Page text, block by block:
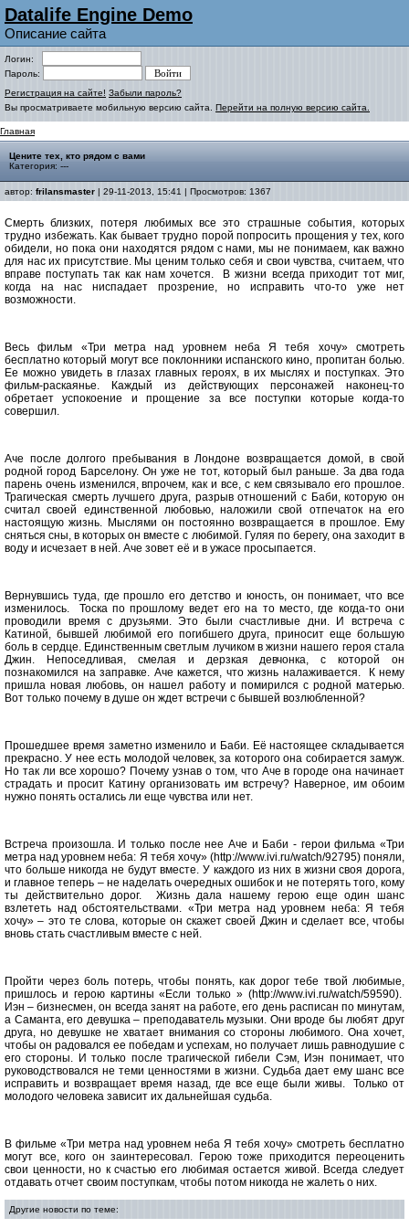
Datalife Engine Demo
Описание сайта
Логин:
Пароль:
Регистрация на сайте! Забыли пароль?
Вы просматриваете мобильную версию сайта. Перейти на полную версию сайта.
Главная
Цените тех, кто рядом с вами
Категория: ---
автор: frilansmaster | 29-11-2013, 15:41 | Просмотров: 1367
Смерть близких, потеря любимых все это страшные события, которых
трудно избежать. Как бывает трудно порой попросить прощения у тех, кого
обидели, но пока они находятся рядом с нами, мы не понимаем, как важно
для нас их присутствие. Мы ценим только себя и свои чувства, считаем, что
вправе поступать так как нам хочется. В жизни всегда приходит тот миг,
когда на нас ниспадает прозрение, но исправить что-то уже нет
возможности.
Весь фильм «Три метра над уровнем неба Я тебя хочу» смотреть
бесплатно который могут все поклонники испанского кино, пропитан болью.
Ее можно увидеть в глазах главных героях, в их мыслях и поступках. Это
фильм-раскаянье. Каждый из действующих персонажей наконец-то
обретает успокоение и прощение за все поступки которые когда-то
совершил.
Аче после долгого пребывания в Лондоне возвращается домой, в свой
родной город Барселону. Он уже не тот, который был раньше. За два года
парень очень изменился, впрочем, как и все, с кем связывало его прошлое.
Трагическая смерть лучшего друга, разрыв отношений с Баби, которую он
считал своей единственной любовью, наложили свой отпечаток на его
настоящую жизнь. Мыслями он постоянно возвращается в прошлое. Ему
сняться сны, в которых он вместе с любимой. Гуляя по берегу, она заходит в
воду и исчезает в ней. Аче зовет её и в ужасе просыпается.
Вернувшись туда, где прошло его детство и юность, он понимает, что все
изменилось. Тоска по прошлому ведет его на то место, где когда-то они
проводили время с друзьями. Это были счастливые дни. И встреча с
Катиной, бывшей любимой его погибшего друга, приносит еще большую
боль в сердце. Единственным светлым лучиком в жизни нашего героя стала
Джин. Непоседливая, смелая и дерзкая девчонка, с которой он
познакомился на заправке. Аче кажется, что жизнь налаживается. К нему
пришла новая любовь, он нашел работу и помирился с родной матерью.
Вот только почему в душе он ждет встречи с бывшей возлюбленной?
Прошедшее время заметно изменило и Баби. Её настоящее складывается
прекрасно. У нее есть молодой человек, за которого она собирается замуж.
Но так ли все хорошо? Почему узнав о том, что Аче в городе она начинает
страдать и просит Катину организовать им встречу? Наверное, им обоим
нужно понять остались ли еще чувства или нет.
Встреча произошла. И только после нее Аче и Баби - герои фильма «Три
метра над уровнем неба: Я тебя хочу» (http://www.ivi.ru/watch/92795) поняли,
что больше никогда не будут вместе. У каждого из них в жизни своя дорога,
и главное теперь – не наделать очередных ошибок и не потерять того, кому
ты действительно дорог. Жизнь дала нашему герою еще один шанс
взлететь над обстоятельствами. «Три метра над уровнем неба: Я тебя
хочу» – это те слова, которые он скажет своей Джин и сделает все, чтобы
вновь стать счастливым вместе с ней.
Пройти через боль потерь, чтобы понять, как дорог тебе твой любимые,
пришлось и герою картины «Если только » (http://www.ivi.ru/watch/59590).
Иэн – бизнесмен, он всегда занят на работе, его день расписан по минутам,
а Саманта, его девушка – преподаватель музыки. Они вроде бы любят друг
друга, но девушке не хватает внимания со стороны любимого. Она хочет,
чтобы он радовался ее победам и успехам, но получает лишь равнодушие с
его стороны. И только после трагической гибели Сэм, Иэн понимает, что
руководствовался не теми ценностями в жизни. Судьба дает ему шанс все
исправить и возвращает время назад, где все еще были живы. Только от
молодого человека зависит их дальнейшая судьба.
В фильме «Три метра над уровнем неба Я тебя хочу» смотреть бесплатно
могут все, кого он заинтересовал. Герою тоже приходится переоценить
свои ценности, но к счастью его любимая остается живой. Всегда следует
отдавать отчет своим поступкам, чтобы потом никогда не жалеть о них.
Другие новости по теме: